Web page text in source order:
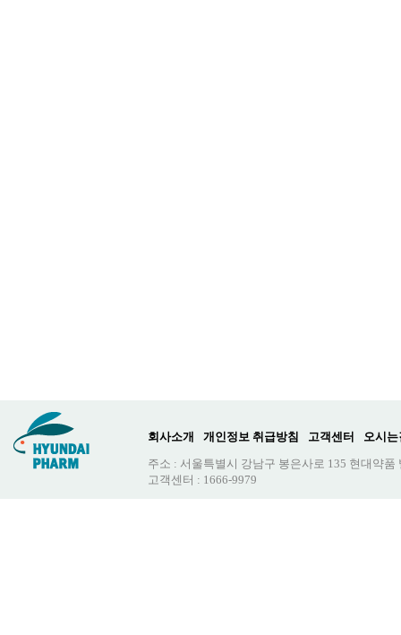
회사소개 개인정보 취급방침 고객센터
오시는
주소 : 서울특별시 강남구 봉은사로 135 현대약품
고객센터 : 1666-9979